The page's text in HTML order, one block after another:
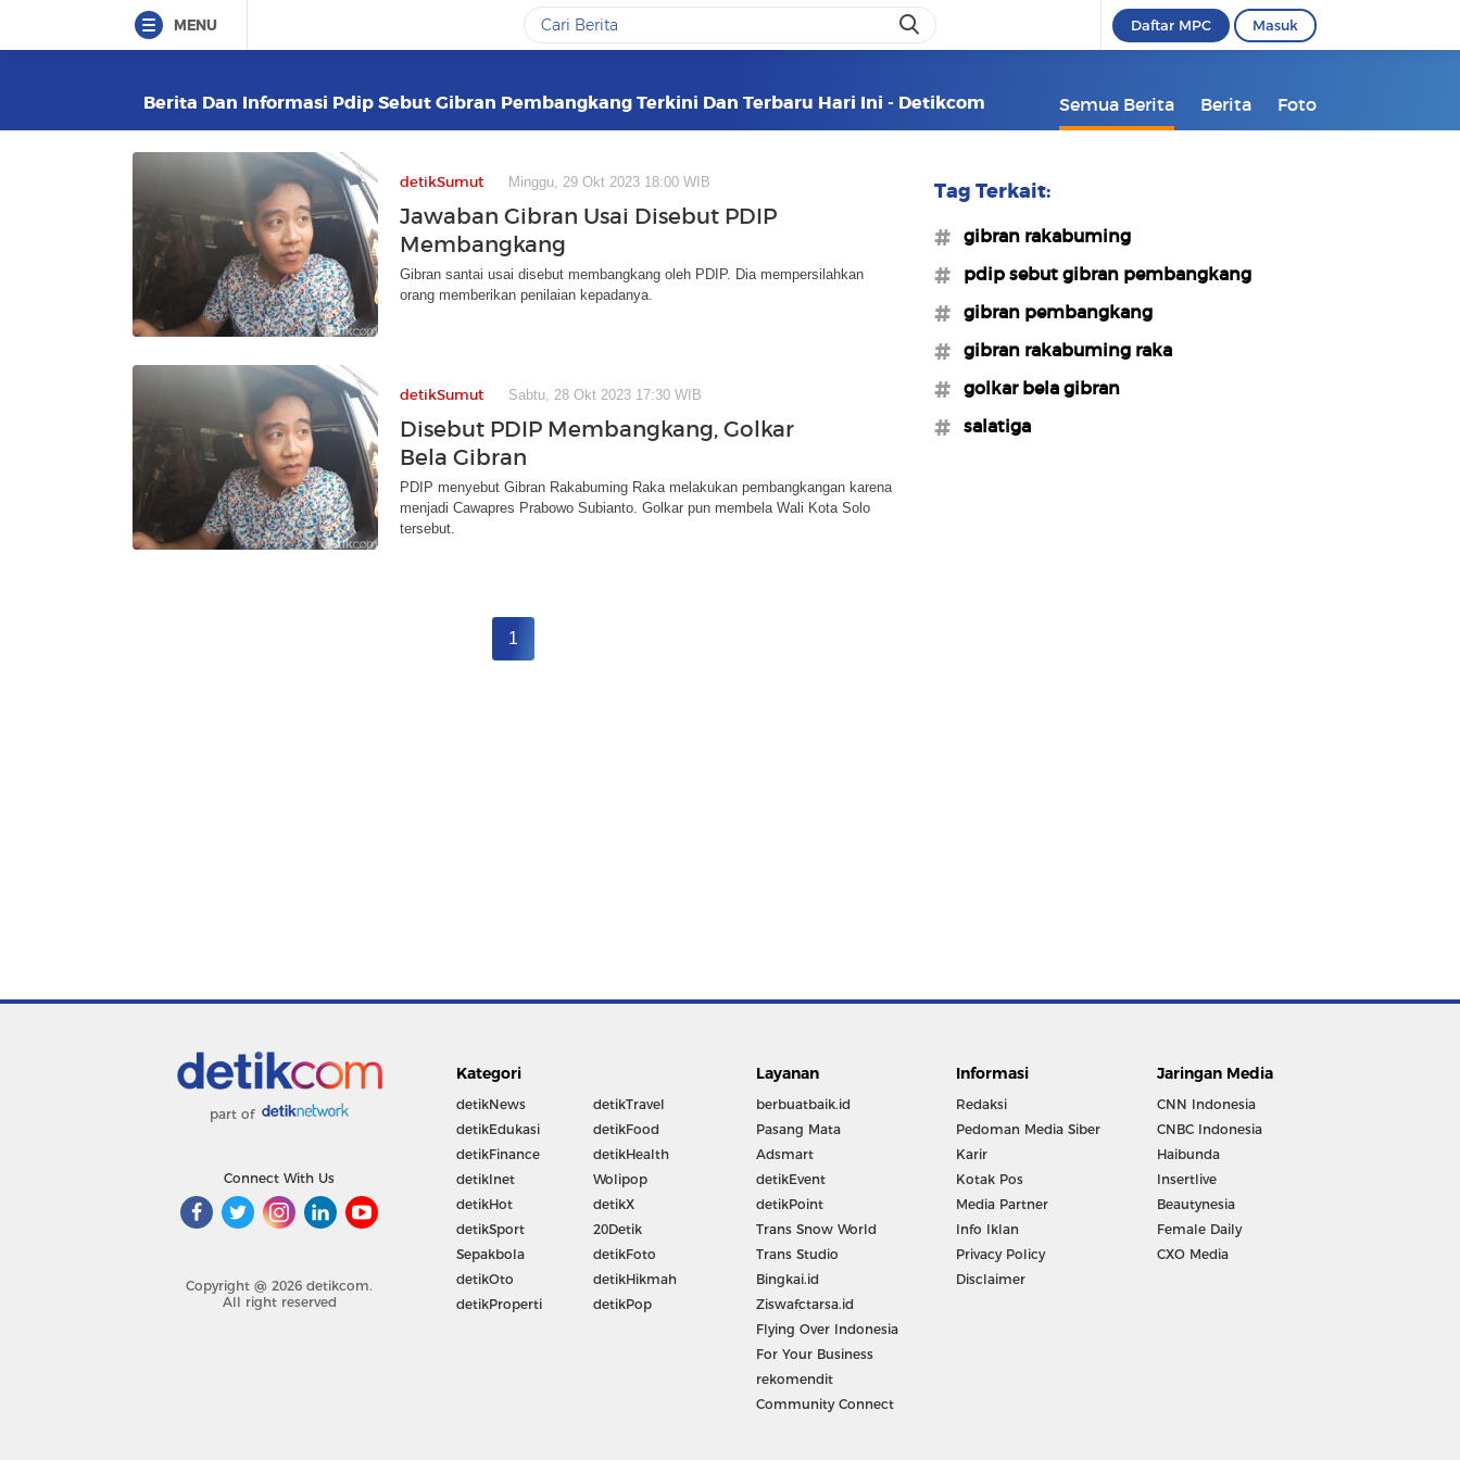
MENU Daftar MPC Masuk
Berita Dan Informasi Pdip Sebut Gibran Pembangkang Terkini Dan Terbaru Hari Ini - Detikcom Semua Berita Berita Foto
detikSumut Minggu, 29 Okt 2023 18:00 WIB
Jawaban Gibran Usai Disebut PDIP
Membangkang
Gibran santai usai disebut membangkang oleh PDIP. Dia mempersilahkan
orang memberikan penilaian kepadanya.
detikSumut Sabtu, 28 Okt 2023 17:30 WIB
Disebut PDIP Membangkang, Golkar
Bela Gibran
PDIP menyebut Gibran Rakabuming Raka melakukan pembangkangan karena
menjadi Cawapres Prabowo Subianto. Golkar pun membela Wali Kota Solo
tersebut.
1
Tag Terkait:
#gibran rakabuming
#pdip sebut gibran pembangkang
#gibran pembangkang
#gibran rakabuming raka
#golkar bela gibran
#salatiga
part of
Connect With Us
Copyright @ 2026 detikcom.
All right reserved
Kategori
detikNews
detikEdukasi
detikFinance
detikInet
detikHot
detikSport
Sepakbola
detikOto
detikProperti
detikTravel
detikFood
detikHealth
Wolipop
detikX
20Detik
detikFoto
detikHikmah
detikPop
Layanan
berbuatbaik.id
Pasang Mata
Adsmart
detikEvent
detikPoint
Trans Snow World
Trans Studio
Bingkai.id
Ziswafctarsa.id
Flying Over Indonesia
For Your Business
rekomendit
Community Connect
Informasi
Redaksi
Pedoman Media Siber
Karir
Kotak Pos
Media Partner
Info Iklan
Privacy Policy
Disclaimer
Jaringan Media
CNN Indonesia
CNBC Indonesia
Haibunda
Insertlive
Beautynesia
Female Daily
CXO Media